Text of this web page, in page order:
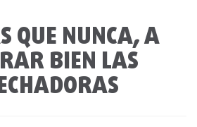
QUE NUNCA, A
BIEN LAS